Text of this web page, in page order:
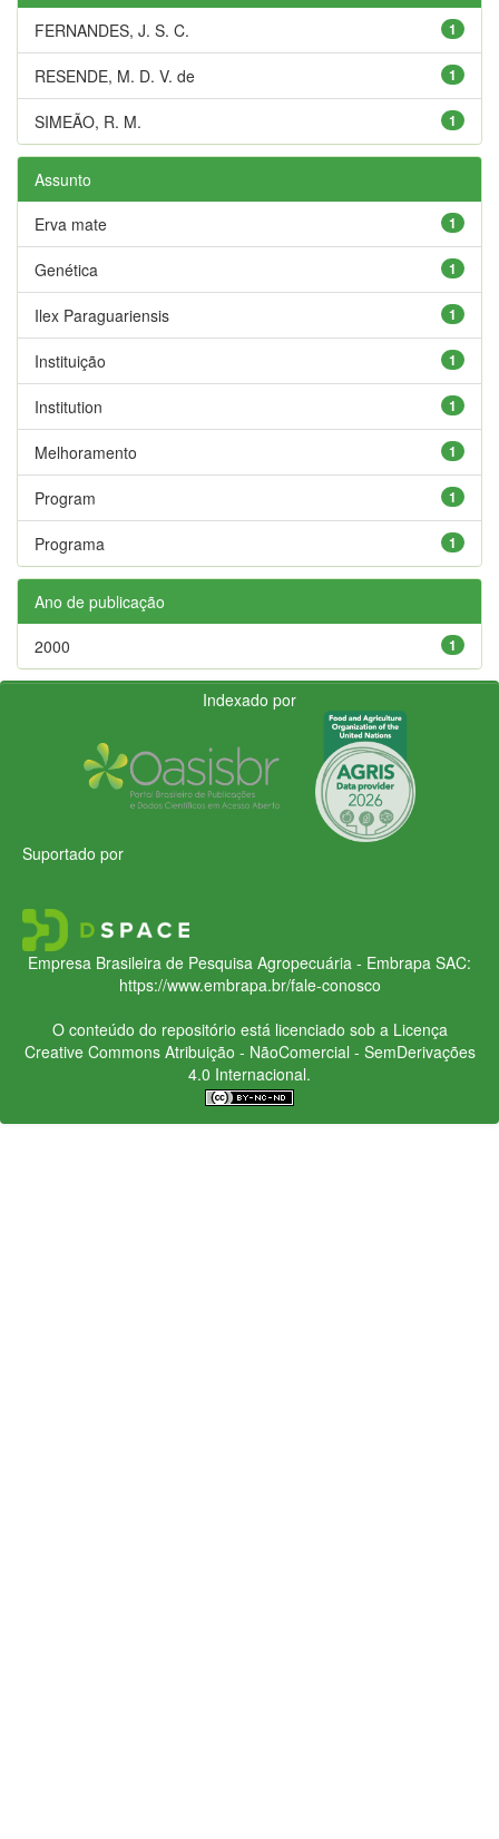
1
FERNANDES, J. S. C.
1
RESENDE, M. D. V. de
1
SIMEÃO, R. M.
Assunto
1
Erva mate
1
Genética
1
Ilex Paraguariensis
1
Instituição
1
Institution
1
Melhoramento
1
Program
1
Programa
Ano de publicação
1
2000
Indexado por
Suportado por
Empresa Brasileira de Pesquisa Agropecuária - Embrapa SAC:
https://www.embrapa.br/fale-conosco
O conteúdo do repositório está licenciado sob a Licença
Creative CommonsAtribuição - NãoComercial - SemDerivações
4.0 Internacional.